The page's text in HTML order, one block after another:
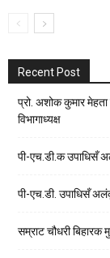
Recent Post
प्रो. अशोक कुमार
विभागाध्यक्ष
पी-एच.डी.क उपाधिसँ
पी-एच.डी. उपाधिसँ
सम्राट चौधरी